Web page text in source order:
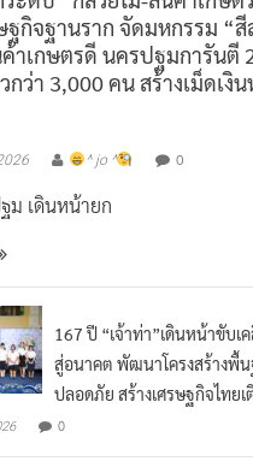
ฐกิจฐานราก จัดมหกรรม “
าเกษตรดี นครปฐมการันตี
กว่า 3,000 คน สร้างเม็ดเงิ
^ jo ^ 0
ม เดินหน้ายก
167 ปี “เจ้าท่า”เดินหน้าขับ
สู่อนาคต พัฒนาโครงสร้างพื้
ปลอดภัย สร้างเศรษฐกิจไทย
0